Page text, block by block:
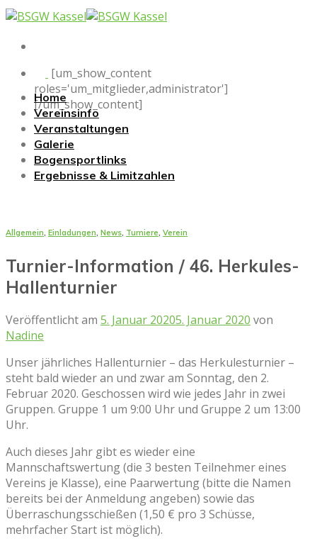
Skip
content
[um_show_content
roles='um_mitglieder,administrator']
[/um_show_content]
Home
Vereinsinfo
Veranstaltungen
Galerie
Bogensportlinks
Ergebnisse & Limitzahlen
Allgemein, Einladungen, News, Turniere, Verein
Turnier-Information / 46. Herkules-
Hallenturnier
Veröffentlicht am 5. Januar 20205. Januar 2020 von
Nadine
Unser jährliches Hallenturnier – das Herkulesturnier –
steht bald wieder an und zwar am Sonntag, den 2.
Februar 2020. Geschossen wird wie jedes Jahr in zwei
Gruppen. Gruppe 1 um 9:00 Uhr und Gruppe 2 um 13:00
Uhr.
Auch dieses Jahr gibt es wieder eine
Mannschaftswertung (die 3 besten Teilnehmer eines
Vereins je Klasse), eine Paarwertung (bitte die Namen
bereits bei der Anmeldung angeben) sowie das
Überraschungsschießen (1,50 € pro 3 Schüsse,
mehrfacher Start ist möglich).